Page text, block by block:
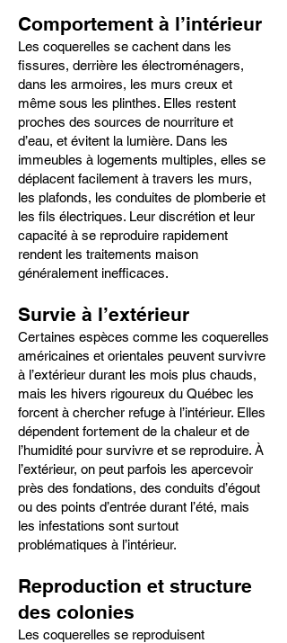
Comportement à l’intérieur
Les coquerelles se cachent dans les
fissures, derrière les électroménagers,
dans les armoires, les murs creux et
même sous les plinthes. Elles restent
proches des sources de nourriture et
d’eau, et évitent la lumière. Dans les
immeubles à logements multiples, elles se
déplacent facilement à travers les murs,
les plafonds, les conduites de plomberie et
les fils électriques. Leur discrétion et leur
capacité à se reproduire rapidement
rendent les traitements maison
généralement inefficaces.
Survie à l’extérieur
Certaines espèces comme les coquerelles
américaines et orientales peuvent survivre
à l’extérieur durant les mois plus chauds,
mais les hivers rigoureux du Québec les
forcent à chercher refuge à l’intérieur. Elles
dépendent fortement de la chaleur et de
l’humidité pour survivre et se reproduire. À
l’extérieur, on peut parfois les apercevoir
près des fondations, des conduits d’égout
ou des points d’entrée durant l’été, mais
les infestations sont surtout
problématiques à l’intérieur.
Reproduction et structure
des colonies
Les coquerelles se reproduisent